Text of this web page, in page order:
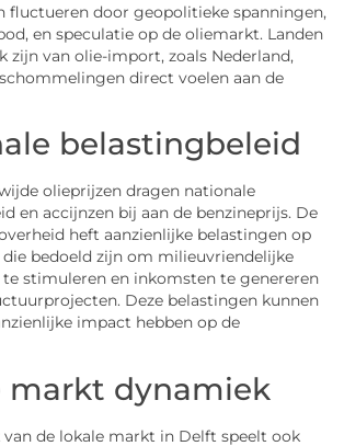
fluctueren door geopolitieke spanningen,
en speculatie op de oliemarkt. Landen
zijn van olie-import, zoals Nederland,
direct voelen aan de
belastingbeleid
olieprijzen dragen nationale
en accijnzen bij aan de benzineprijs. De
heft aanzienlijke belastingen op
die bedoeld zijn om milieuvriendelijke
stimuleren en inkomsten te genereren
Deze belastingen kunnen
impact hebben op de
markt dynamiek
van de lokale markt in Delft speelt ook